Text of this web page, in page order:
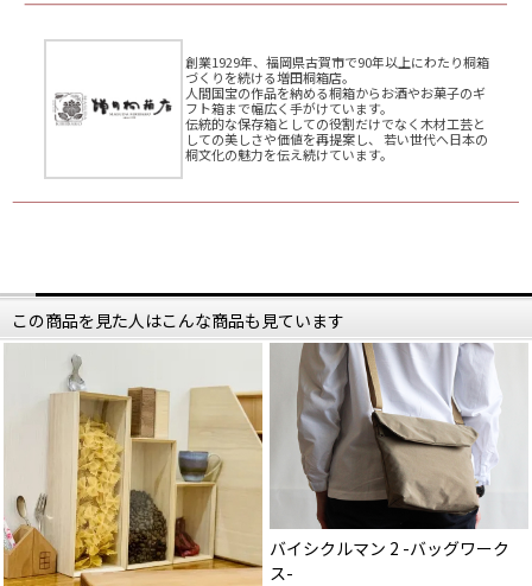
創業1929年、福岡県古賀市で90年以上にわたり桐箱
づくりを続ける増田桐箱店。
人間国宝の作品を納める桐箱からお酒やお菓子のギ
フト箱まで幅広く手がけています。
伝統的な保存箱としての役割だけでなく木材工芸と
しての美しさや価値を再提案し、 若い世代へ日本の
桐文化の魅力を伝え続けています。
この商品を見た人はこんな商品も見ています
バイシクルマン 2 -バッグワーク
ス-